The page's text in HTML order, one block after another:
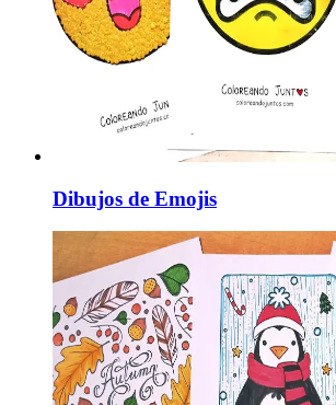
Dibujos de Emojis